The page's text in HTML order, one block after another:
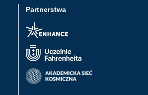
Partnerstwa